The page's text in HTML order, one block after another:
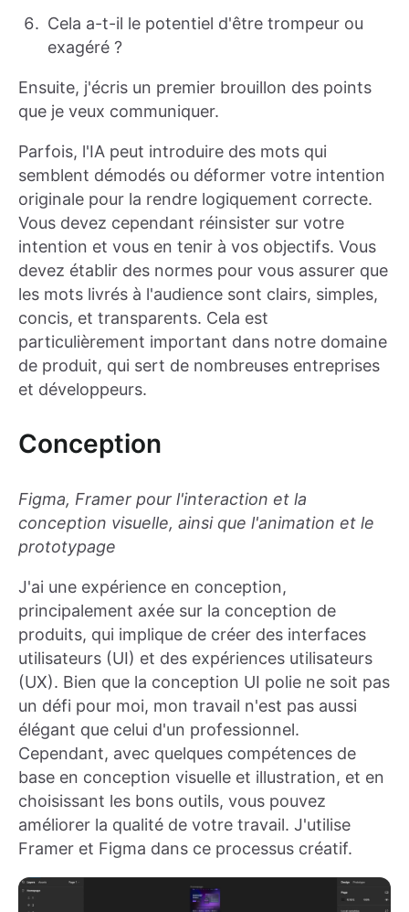
Cela a-t-il le potentiel d'être trompeur ou
exagéré ?
Ensuite, j'écris un premier brouillon des points
que je veux communiquer.
Parfois, l'IA peut introduire des mots qui
semblent démodés ou déformer votre intention
originale pour la rendre logiquement correcte.
Vous devez cependant réinsister sur votre
intention et vous en tenir à vos objectifs. Vous
devez établir des normes pour vous assurer que
les mots livrés à l'audience sont clairs, simples,
concis, et transparents. Cela est
particulièrement important dans notre domaine
de produit, qui sert de nombreuses entreprises
et développeurs.
Conception
Figma, Framer pour l'interaction et la
conception visuelle, ainsi que l'animation et le
prototypage
J'ai une expérience en conception,
principalement axée sur la conception de
produits, qui implique de créer des interfaces
utilisateurs (UI) et des expériences utilisateurs
(UX). Bien que la conception UI polie ne soit pas
un défi pour moi, mon travail n'est pas aussi
élégant que celui d'un professionnel.
Cependant, avec quelques compétences de
base en conception visuelle et illustration, et en
choisissant les bons outils, vous pouvez
améliorer la qualité de votre travail. J'utilise
Framer et Figma dans ce processus créatif.